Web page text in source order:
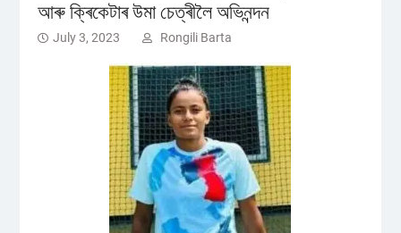
আৰু ক্ৰিকেটাৰ উমা চেত্ৰীলৈ অভিনন্দন
July 3, 2023 Rongili Barta